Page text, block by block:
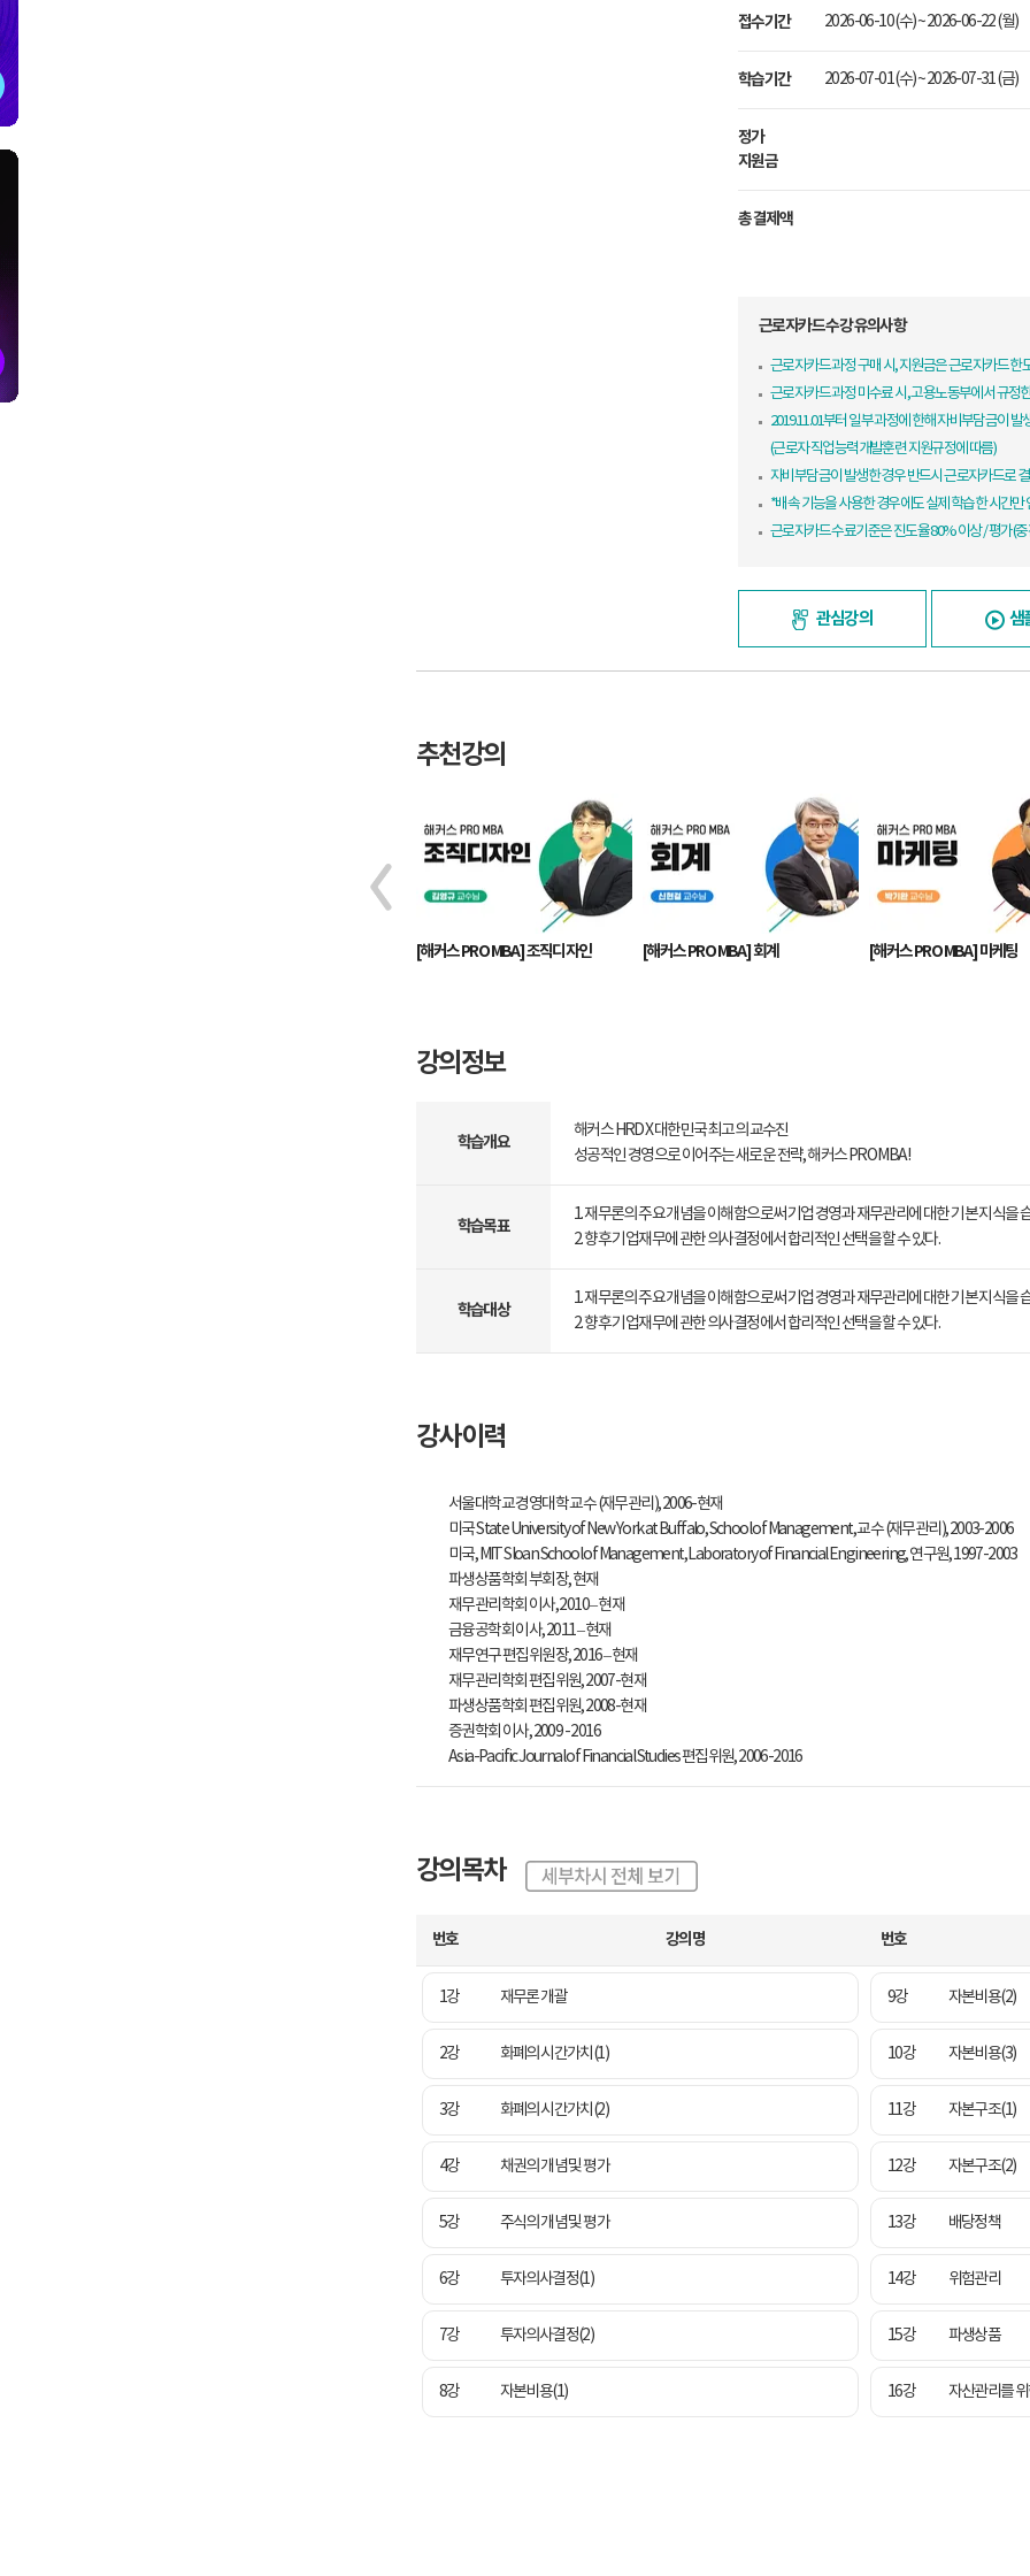
접수기간 2026-06-10 (수) ~ 2026-06-22 (월)
학습기간 2026-07-01 (수) ~ 2026-07-31 (금)
정가
지원금
총 결제액
근로자카드 수강 유의사항
근로자카드 과정 구매 시, 지원금은 근로자카드 한
근로자카드 과정 미수료 시, 고용노동부에서 규정
2019.11.01부터 일부 과정에 한해 자비부담금이 발
(근로자 직업능력개발훈련 지원규정에 따름)
자비부담금이 발생한 경우 반드시 근로자카드로
*배속 기능을 사용한 경우에도 실제 학습한 시간만
근로자카드 수료기준은 진도율 80% 이상 / 평가(
관심강의 샘
추천강의
[해커스 PRO MBA] 조직디자인 [해커스 PRO MBA] 회계 [해커스 PRO MBA] 마케팅
강의정보
학습개요
해커스 HRD X 대한민국 최고의 교수진
성공적인 경영으로 이어주는 새로운 전략, 해커스 PRO MBA!
학습목표
1. 재무론의 주요 개념을 이해함으로써 기업 경영과 재무관리에 대한 기본 지식을
2. 향후 기업재무에 관한 의사결정에서 합리적인 선택을 할 수 있다.
학습대상
1. 재무론의 주요 개념을 이해함으로써 기업 경영과 재무관리에 대한 기본 지식을
2. 향후 기업재무에 관한 의사결정에서 합리적인 선택을 할 수 있다.
강사이력
서울대학교 경영대학 교수 (재무관리), 2006-현재
미국 State University of New York at Buffalo, School of Management, 교수 (재무관리), 2003-2006
미국, MIT Sloan School of Management, Laboratory of Financial Engineering, 연구원, 1997-2003
파생상품학회 부회장, 현재
재무관리학회 이사, 2010 – 현재
금융공학회 이사, 2011 – 현재
재무연구 편집위원장, 2016 – 현재
재무관리학회 편집위원, 2007-현재
파생상품학회 편집위원, 2008-현재
증권학회 이사, 2009 - 2016
Asia-Pacific Journal of Financial Studies 편집위원, 2006-2016
강의목차
번호 강의명
1강 재무론 개괄
2강 화폐의 시간가치(1)
3강 화폐의 시간가치(2)
4강 채권의 개념 및 평가
5강 주식의 개념 및 평가
6강 투자의사결정(1)
7강 투자의사결정(2)
8강 자본비용(1)
번호
9강 자본비용(2)
10강 자본비용(3)
11강 자본구조(1)
12강 자본구조(2)
13강 배당정책
14강 위험관리
15강 파생상품
16강 자산관리를